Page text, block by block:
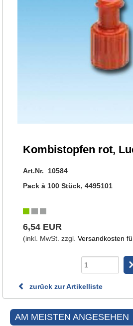
Kombistopfen rot,
Art.Nr. 10584
Pack à 100 Stück, 4495101
6,54 EUR
(inkl. MwSt. zzgl. Versandkosten
zurück zur Artikelliste
AM MEISTEN ANGESEHEN